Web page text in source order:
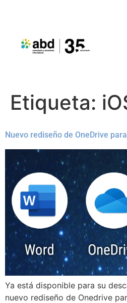
Etiqueta:
Nuevo rediseño de OneDrive
Ya está disponible para su
nuevo rediseño de Onedrive